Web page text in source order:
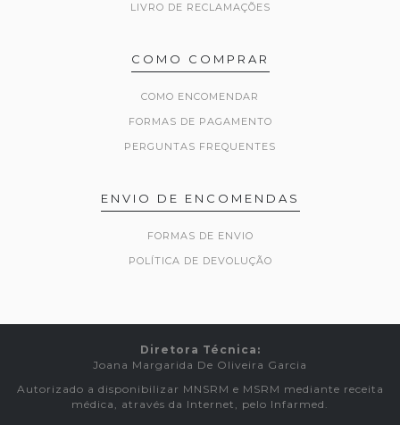
LIVRO DE RECLAMAÇÕES
COMO COMPRAR
COMO ENCOMENDAR
FORMAS DE PAGAMENTO
PERGUNTAS FREQUENTES
ENVIO DE ENCOMENDAS
FORMAS DE ENVIO
POLÍTICA DE DEVOLUÇÃO
Diretora Técnica:
Joana Margarida De Oliveira Garcia
Autorizado a disponibilizar MNSRM e MSRM mediante receita
médica, através da Internet, pelo Infarmed.